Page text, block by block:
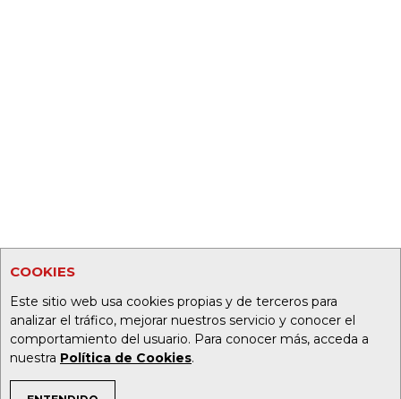
COOKIES
Este sitio web usa cookies propias y de terceros para
analizar el tráfico, mejorar nuestros servicio y conocer el
comportamiento del usuario. Para conocer más, acceda a
nuestra Política de Cookies.